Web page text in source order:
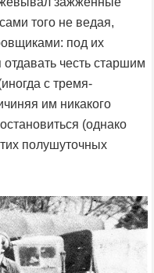
того не ведая,
под их
честь старшим
с тремя-
им никакого
(однако
полушуточных